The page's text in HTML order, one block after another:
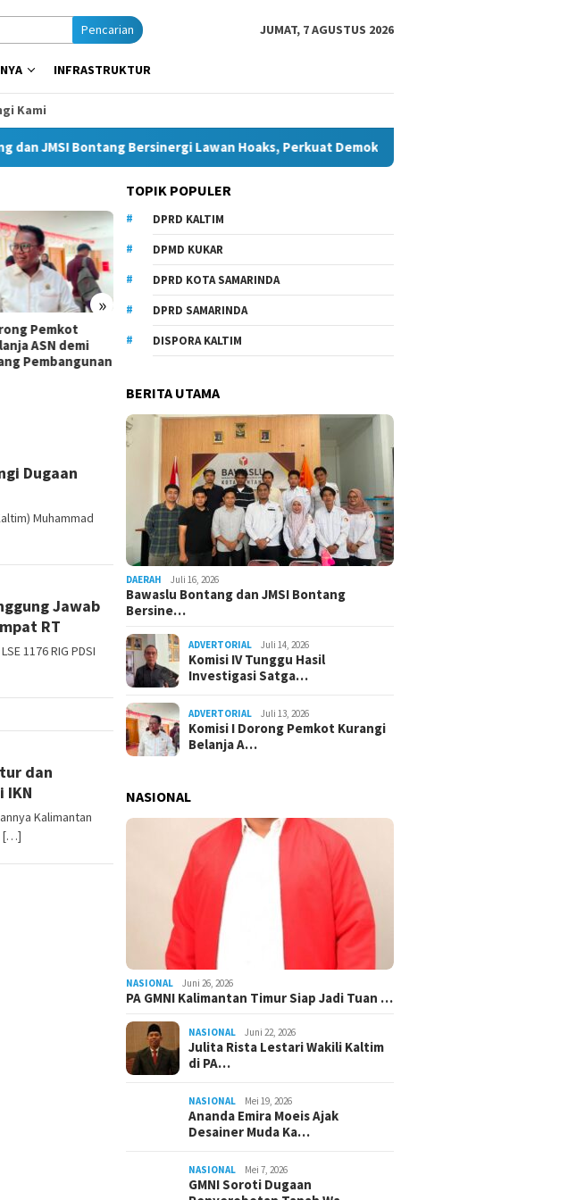
Pencarian JUMAT, 7 AGUSTUS 2026
INFRASTRUKTUR
Kami
Bontang Bersinergi Lawan Hoaks, Perkuat Demokrasi Jelang Pemilu 2029
»
Belum Ada,
Pemkot
Perhatian
6.000 Anak Belum dan Putus
Sekolah di Samarinda, Komisi
IV Minta Penanganan
Bawaslu Bontang dan JMSI
Dugaan
Muhammad
Jawab
RT
1176 RIG PDSI
dan
IKN
Kalimantan
[…]
TOPIK POPULER
DPRD KALTIM
DPMD KUKAR
DPRD KOTA SAMARINDA
DPRD SAMARINDA
DISPORA KALTIM
BERITA UTAMA
DAERAH Juli 16, 2026
Bawaslu Bontang dan JMSI Bontang
Bersine…
ADVERTORIAL Juli 14, 2026
Komisi IV Tunggu Hasil
Investigasi Satga…
ADVERTORIAL Juli 13, 2026
Komisi I Dorong Pemkot Kurangi
Belanja A…
NASIONAL
NASIONAL Juni 26, 2026
PA GMNI Kalimantan Timur Siap Jadi Tuan …
NASIONAL Juni 22, 2026
Julita Rista Lestari Wakili Kaltim
di PA…
NASIONAL Mei 19, 2026
Ananda Emira Moeis Ajak
Desainer Muda Ka…
NASIONAL Mei 7, 2026
GMNI Soroti Dugaan